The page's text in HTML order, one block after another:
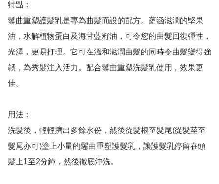
特點：
鬈曲重塑護髮乳是專為曲髮而設的配方。蘊涵滋潤的堅果
油，水解植物蛋白及海甘藍籽油，可令您的曲髮回復彈性，
光澤，更易打理。它可在溫和滋潤曲髮的同時令曲髮變得強
韌，為秀髮注入活力。配合鬈曲重塑洗髮乳使用，效果更
佳。
用法：
洗髮後，輕輕擠出多餘水份，然後從髮根至髮尾(從髮莖至
髮尾亦可)塗上小量的鬈曲重塑護髮乳，讓護髮乳停留在頭
髮上1至2分鐘，然後徹底沖洗。